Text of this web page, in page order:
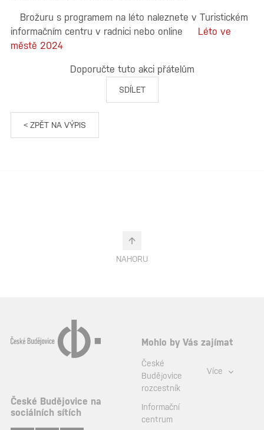
Brožuru s programem na léto naleznete v Turistickém
informačním centru v radnici nebo online
Léto ve
městě 2024
Doporučte tuto akci přátelům
SDÍLET
< ZPĚT NA VÝPIS
NAHORU
České Budějovice na
sociálních sítích
Mohlo by Vás zajímat
České
Budějovice
rozcestník
Informační
centrum
Více